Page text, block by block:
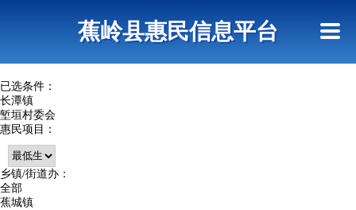
蕉岭县惠民信息平台
已选条件：
长潭镇
堑垣村委会
惠民项目：
乡镇/街道办：
全部
蕉城镇